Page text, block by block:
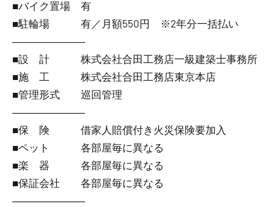
■バイク置場 有
■駐輪場 有／月額550円 ※2年分一括払い
―――――――
■設 計 株式会社合田工務店一級建築士事務所
■施 工 株式会社合田工務店東京本店
■管理形式 巡回管理
―――――――
■保 険 借家人賠償付き火災保険要加入
■ペット 各部屋毎に異なる
■楽 器 各部屋毎に異なる
■保証会社 各部屋毎に異なる
―――――――